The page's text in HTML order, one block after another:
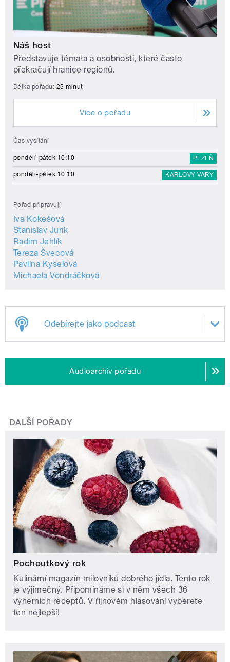
Náš host
Představuje témata a osobnosti, které často
překračují hranice regionů.
Délka pořadu: 25 minut
Více o pořadu
Čas vysílání
pondělí-pátek 10:10 PLZEŇ
pondělí-pátek 10:10 KARLOVY VARY
Pořad připravují
Iva Kokešová
Stanislav Jurík
Radim Jehlík
Tereza Švecová
Pavlína Kyselová
Michaela Vondráčková
Odebírejte jako podcast
Audioarchiv pořadu
DALŠÍ POŘADY
Pochoutkový rok
Kulinární magazín milovníků dobrého jídla. Tento rok
je výjimečný. Připomínáme si v něm všech 36
výherních receptů. V říjnovém hlasování vyberete
ten nejlepší!